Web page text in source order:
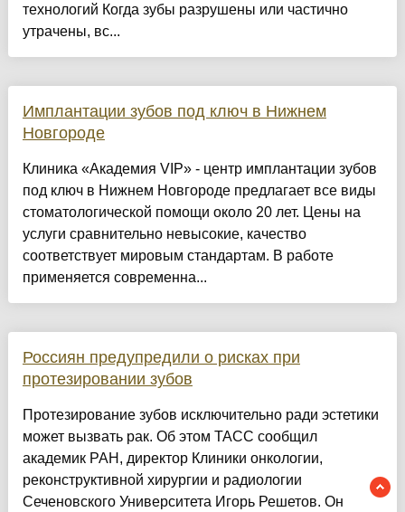
технологий Когда зубы разрушены или частично
утрачены, вс...
Имплантации зубов под ключ в Нижнем
Новгороде
Клиника «Академия VIP» - центр имплантации зубов
под ключ в Нижнем Новгороде предлагает все виды
стоматологической помощи около 20 лет. Цены на
услуги сравнительно невысокие, качество
соответствует мировым стандартам. В работе
применяется современна...
Россиян предупредили о рисках при
протезировании зубов
Протезирование зубов исключительно ради эстетики
может вызвать рак. Об этом ТАСС сообщил
академик РАН, директор Клиники онкологии,
реконструктивной хирургии и радиологии
Сеченовского Университета Игорь Решетов. Он